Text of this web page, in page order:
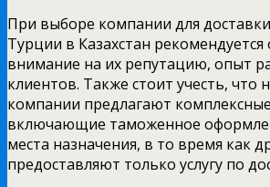
При выборе компании для
Турции в Казахстан рекомендуется
внимание на их репутацию, опыт
клиентов. Также стоит учесть, что
компании предлагают комплексные
включающие таможенное
места назначения, в то время как
предоставляют только услугу по